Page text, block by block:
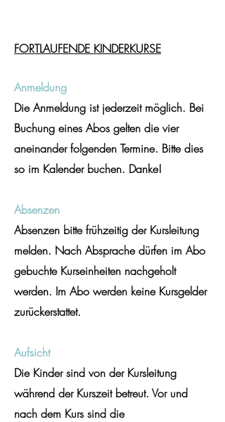
FORTLAUFENDE KINDERKURSE
Anmeldung
Die Anmeldung ist jederzeit möglich. Bei
Buchung eines Abos gelten die vier
aneinander folgenden Termine. Bitte dies
so im Kalender buchen. Danke!
Absenzen
Absenzen bitte frühzeitig der Kursleitung
melden. Nach Absprache dürfen im Abo
gebuchte Kurseinheiten nachgeholt
werden. Im Abo werden keine Kursgelder
zurückerstattet.
Aufsicht
Die Kinder sind von der Kursleitung
während der Kurszeit betreut. Vor und
nach dem Kurs sind die